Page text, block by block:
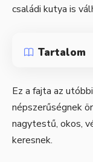
családi kutya is
Tartalom
Ez a fajta az
népszerűségnek
nagytestű, okos,
keresnek.